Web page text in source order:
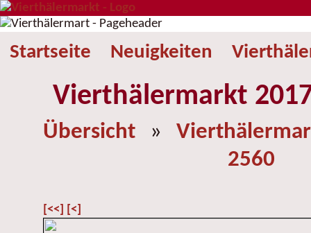
Startseite Neuigkeiten
Vierthälermarkt
Übersicht »
2560
[<<] [<]